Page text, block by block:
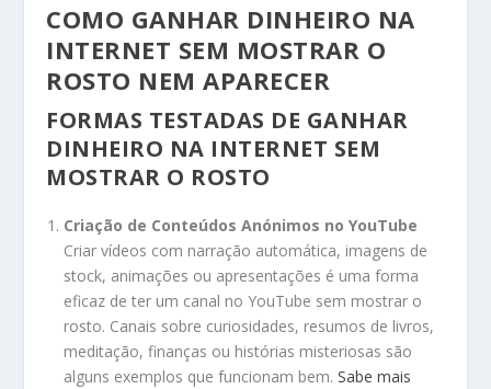
COMO GANHAR DINHEIRO NA
INTERNET SEM MOSTRAR O
ROSTO NEM APARECER
FORMAS TESTADAS DE GANHAR
DINHEIRO NA INTERNET SEM
MOSTRAR O ROSTO
Criação de Conteúdos Anónimos no YouTube
Criar vídeos com narração automática, imagens de
stock, animações ou apresentações é uma forma
eficaz de ter um canal no YouTube sem mostrar o
rosto. Canais sobre curiosidades, resumos de livros,
meditação, finanças ou histórias misteriosas são
alguns exemplos que funcionam bem.Sabe mais